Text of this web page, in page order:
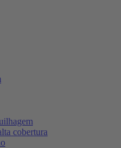
cobertura